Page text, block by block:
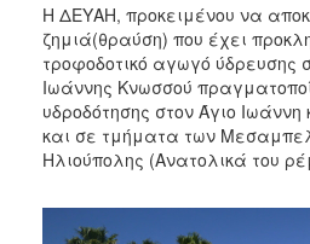
Η ΔΕΥΑΗ, προκειμένου να
ζημιά(θραύση) που έχει
τροφοδοτικό αγωγό ύδρευσης
Ιωάννης Κνωσσού
υδροδότησης στον Άγιο
και σε τμήματα των
Ηλιούπολης (Ανατολικά του